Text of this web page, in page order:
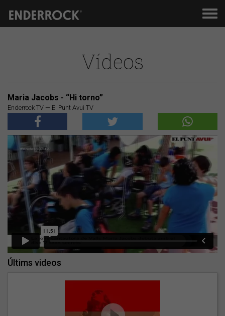
Vídeos
Maria Jacobs - “Hi torno”
Enderrock TV — El Punt Avui TV
Últims videos